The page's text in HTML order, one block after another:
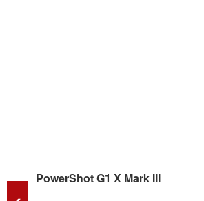
PowerShot G1 X Mark III